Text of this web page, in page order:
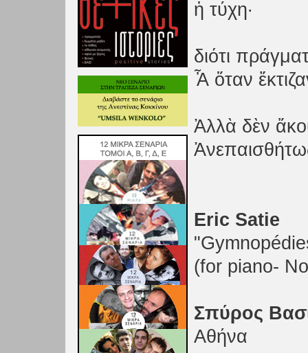
ἡ τύχη·
διότι
Ἆ ὅταν
Ἀλλὰ δὲν
Eric Satie
(for piano-
Σπύρος
Αθήνα